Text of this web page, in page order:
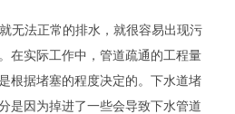
无法正常的排水，就很容易出现污
在实际工作中，管道疏通的工程量
根据堵塞的程度决定的。下水道堵
是因为掉进了一些会导致下水管道